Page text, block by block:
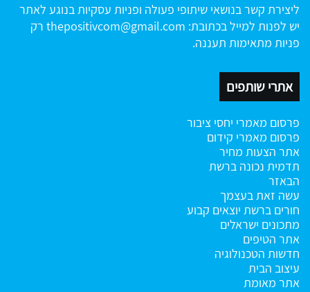
ליצירת קשר בנושאי שיתופי פעולה ופניות עסקיות בנוגע לאתר
יש לפנות למייל בכתובת: thepositivcom@gmail.com רק
פניות מתאימות תעננה.
אתרי שותפים
פרסום מאמרי יחסי ציבור
פרסום מאמרי קידום
אתר הצעות מחיר
תדמית נכונה ברשת
הבאזר
עשה זאת בעצמך
חורים ברשת יוצאים קבוע
מתכונים ישראלים
אתר הטיפים
חדשות הטכנולוגיה
עיצוב הבית
אתר מאומת